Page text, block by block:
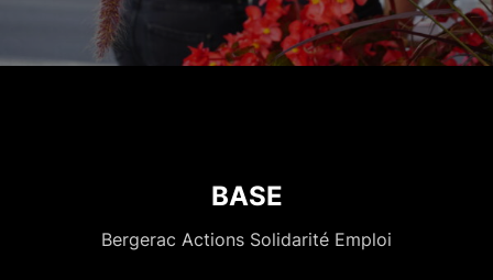
BASE
Bergerac Actions Solidarité Emploi